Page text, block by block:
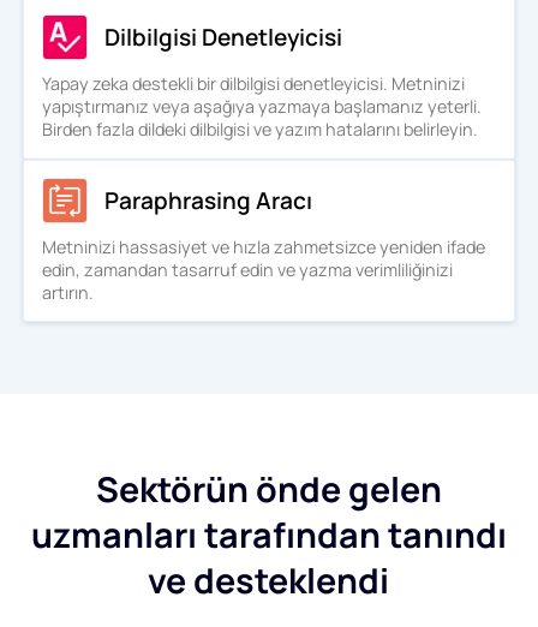
Dilbilgisi Denetleyicisi
Yapay zeka destekli bir dilbilgisi denetleyicisi. Metninizi
yapıştırmanız veya aşağıya yazmaya başlamanız yeterli.
Birden fazla dildeki dilbilgisi ve yazım hatalarını belirleyin.
Paraphrasing Aracı
Metninizi hassasiyet ve hızla zahmetsizce yeniden ifade
edin, zamandan tasarruf edin ve yazma verimliliğinizi
artırın.
Sektörün önde gelen
uzmanları tarafından tanındı
ve desteklendi